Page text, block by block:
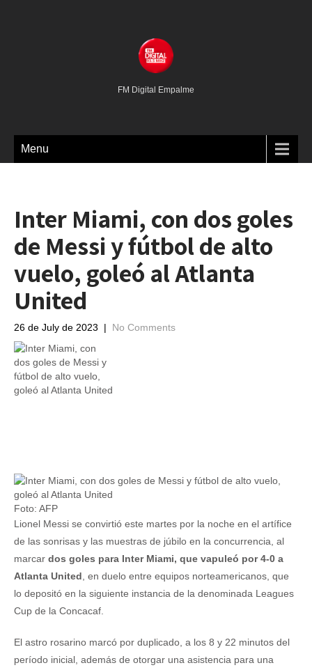
FM Digital Empalme
Menu
Inter Miami, con dos goles
de Messi y fútbol de alto
vuelo, goleó al Atlanta
United
26 de July de 2023 | No Comments
Foto: AFP
Lionel Messi se convirtió este martes por la noche en el artífice
de las sonrisas y las muestras de júbilo en la concurrencia, al
marcar dos goles para Inter Miami, que vapuleó por 4-0 a
Atlanta United , en duelo entre equipos norteamericanos, que
lo depositó en la siguiente instancia de la denominada Leagues
Cup de la Concacaf.
El astro rosarino marcó por duplicado, a los 8 y 22 minutos del
período inicial, además de otorgar una asistencia para una